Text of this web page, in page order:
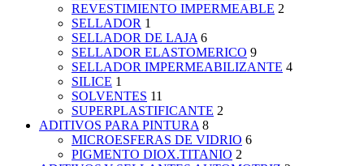
REVESTIMIENTO IMPERMEABLE 2
SELLADOR 1
SELLADOR DE LAJA 6
SELLADOR ELASTOMERICO 9
SELLADOR IMPERMEABILIZANTE 4
SILICE 1
SOLVENTES 11
SUPERPLASTIFICANTE 2
ADITIVOS PARA PINTURA 8
MICROESFERAS DE VIDRIO 6
PIGMENTO DIOX.TITANIO 2